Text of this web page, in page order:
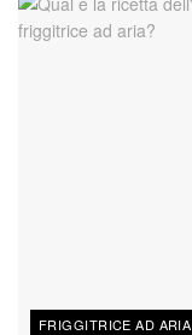
FRIGGITRICE AD ARIA